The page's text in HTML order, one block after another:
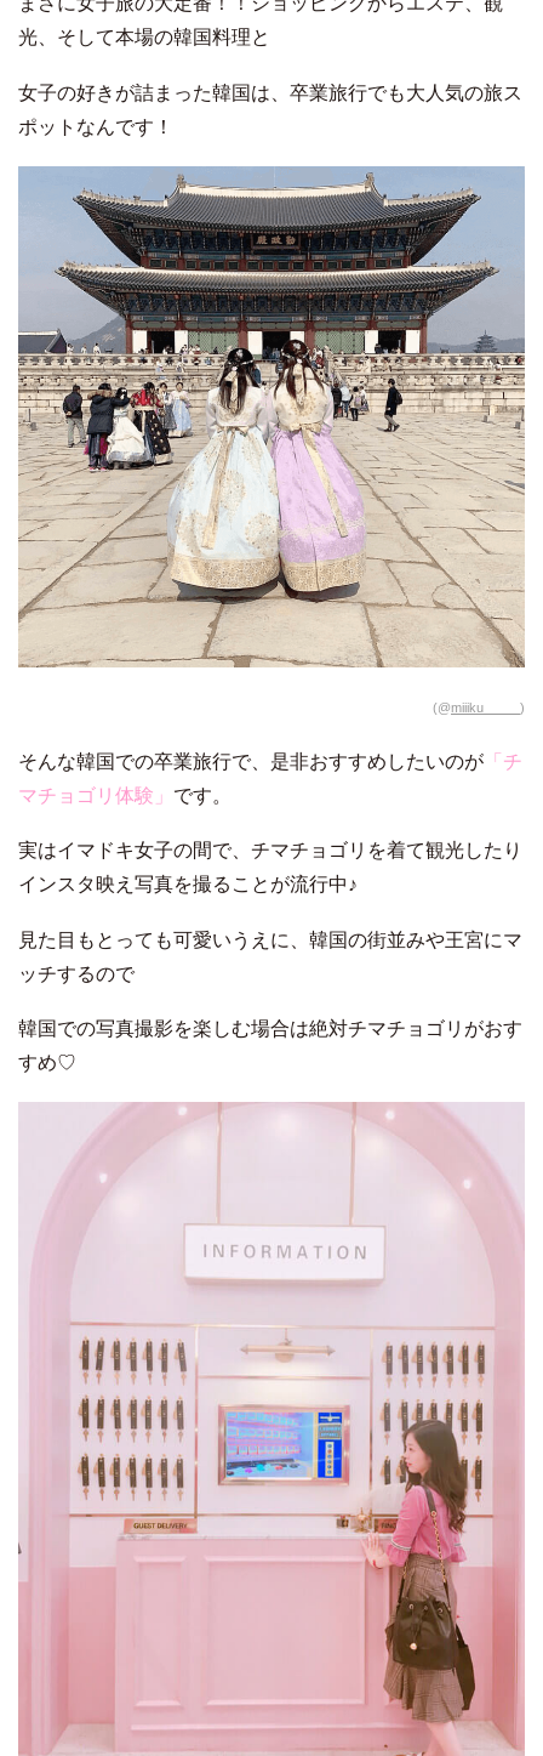
光、そして本場の韓国料理と
女子の好きが詰まった韓国は、卒業旅行でも大人気の旅ス
ポットなんです！
(@miiiku_____ )
そんな韓国での卒業旅行で、是非おすすめしたいのが 「チ
マチョゴリ体験」 です。
実はイマドキ女子の間で、チマチョゴリを着て観光したり
インスタ映え写真を撮ることが流行中♪
見た目もとっても可愛いうえに、韓国の街並みや王宮にマ
ッチするので
韓国での写真撮影を楽しむ場合は絶対チマチョゴリがおす
すめ♡